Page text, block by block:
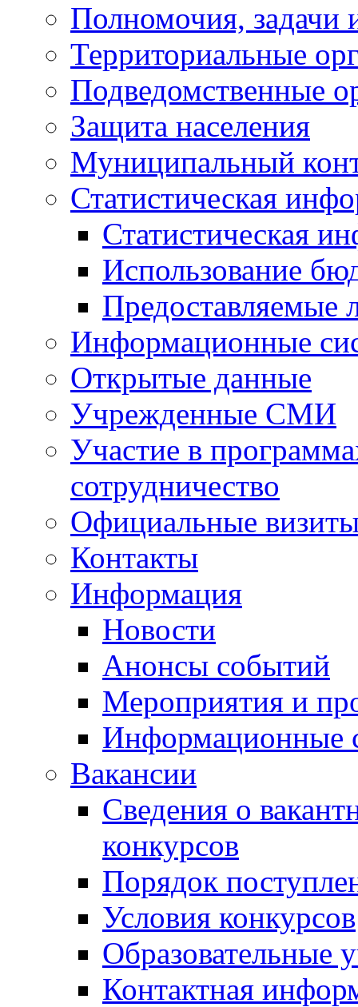
Полномочия, задачи
Территориальные
Подведомственные
Защита населения
Муниципальный
Статистическая
Статистическая
Использование
Предоставляемые
Информационные
Открытые данные
Учрежденные СМИ
Участие в
сотрудничество
Официальные
Контакты
Информация
Новости
Анонсы событий
Мероприятия и
Информационные
Вакансии
Сведения о
конкурсов
Порядок
Условия конкурсов
Образовательные
Контактная